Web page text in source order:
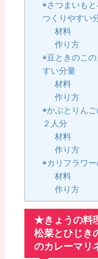
◉さつまいも
つくりやすい
材料
作り方
◉豆ときのこ
すい分量
材料
作り方
◉かぶとりん
２人分
材料
作り方
◉カリフラワ
材料
作り方
★きょうの料
松菜とひじき
のカレーマリ